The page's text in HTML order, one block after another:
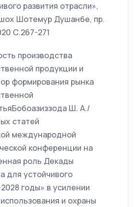
развития отрасли»,
Шотемур Душанбе, пр.
С.267-271
производства
продукции и
формирования рынка
Ш. А./
статей
международной
конференции на
роль Декады
для устойчивого
годы» в усилении
и охраны